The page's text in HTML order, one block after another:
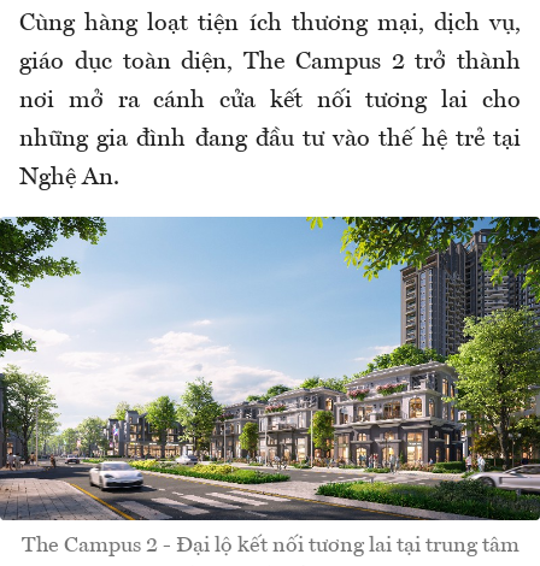
Cùng hàng loạt tiện ích thương mại, dịch vụ,
giáo dục toàn diện, The Campus 2 trở thành
nơi mở ra cánh cửa kết nối tương lai cho
những gia đình đang đầu tư vào thế hệ trẻ tại
Nghệ An.
The Campus 2 - Đại lộ kết nối tương lai tại trung tâm